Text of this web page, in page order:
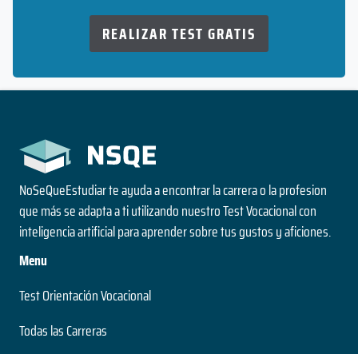
REALIZAR TEST GRATIS
NoSeQueEstudiar te ayuda a encontrar la carrera o la profesion
que más se adapta a ti utilizando nuestro Test Vocacional con
inteligencia artificial para aprender sobre tus gustos y aficiones.
Menu
Test Orientación Vocacional
Todas las Carreras